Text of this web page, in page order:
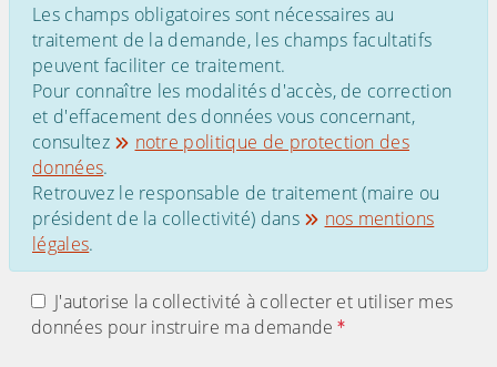
Les champs obligatoires sont nécessaires au
traitement de la demande, les champs facultatifs
peuvent faciliter ce traitement.
Pour connaître les modalités d'accès, de correction
et d'effacement des données vous concernant,
consultez
notre politique de protection des
données.
Retrouvez le responsable de traitement (maire ou
président de la collectivité) dans
nos mentions
légales.
J'autorise la collectivité à collecter et utiliser mes
données pour instruire ma demande